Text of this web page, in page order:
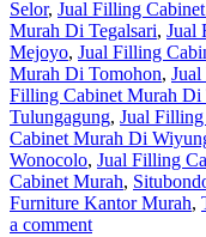
Selor, Jual Filling
Murah Di Tegalsari, Jual
Mejoyo, Jual Filling
Murah Di Tomohon,
Filling Cabinet Murah Di
Tulungagung, Jual
Cabinet Murah Di
Wonocolo, Jual Filling
Cabinet Murah,
Furniture Kantor Murah,
a comment